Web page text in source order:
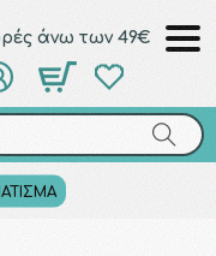
άνω των 49€